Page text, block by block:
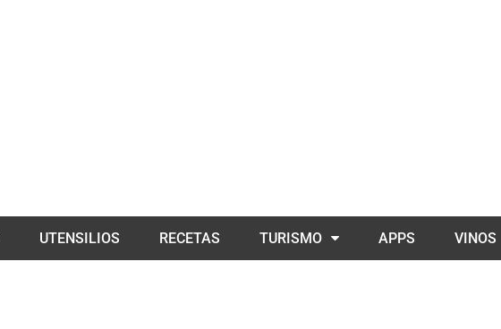
UTENSILIOS RECETAS TURISMO APPS VINOS